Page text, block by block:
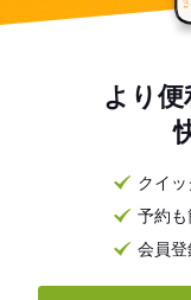
より
クイ
予約
会員